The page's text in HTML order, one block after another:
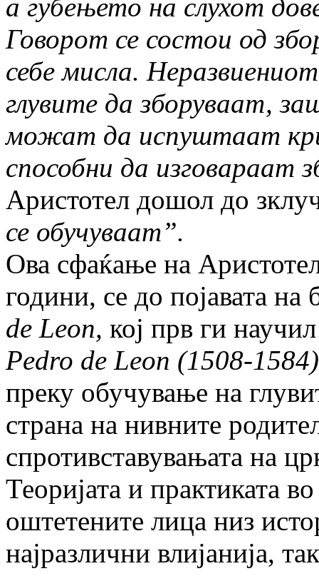
а губењето на слухот
Говорот се состои од
себе мисла.
глувите да зборуваат,
можат да испуштаат
способни да изговараат
Аристотел дошол до
се обучуваат”.
Ова сфаќање на
години, сe до појавата на
de Leon, кој прв ги
Pedro de Leon (1508-1584)
преку обу­чу­вање на
страна на нивните
спротивставувањата на
Теоријата и практиката
оштетените лица низ
најразлични влијанија,